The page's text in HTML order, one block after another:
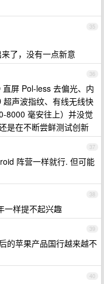
35
了，没有一点新意
36
屏 Pol-less 去偏光、内
声波指纹、有线无线快
8000 毫安往上）并没觉
是在不断尝鲜测试创新
37
阵营一样就行. 但可能
38
一样提不起兴趣
39
的苹果产品国行越来越不
40